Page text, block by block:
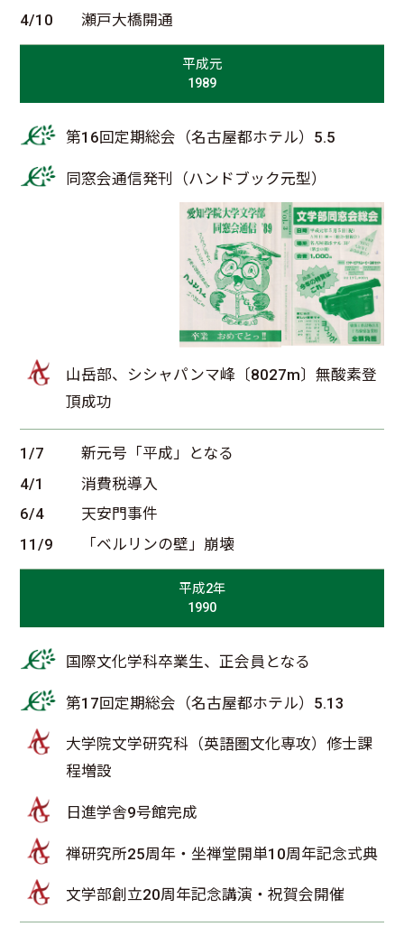
4/10
瀬戸大橋開通
平成元
1989
第16回定期総会（名古屋都ホテル）5.5
同窓会通信発刊（ハンドブック元型）
山岳部、シシャパンマ峰〔8027m〕無酸素登
頂成功
1/7
新元号「平成」となる
4/1
消費税導入
6/4
天安門事件
11/9
「ベルリンの壁」崩壊
平成2年
1990
国際文化学科卒業生、正会員となる
第17回定期総会（名古屋都ホテル）5.13
大学院文学研究科（英語圏文化専攻）修士課
程増設
日進学舎9号館完成
禅研究所25周年・坐禅堂開単10周年記念式典
文学部創立20周年記念講演・祝賀会開催